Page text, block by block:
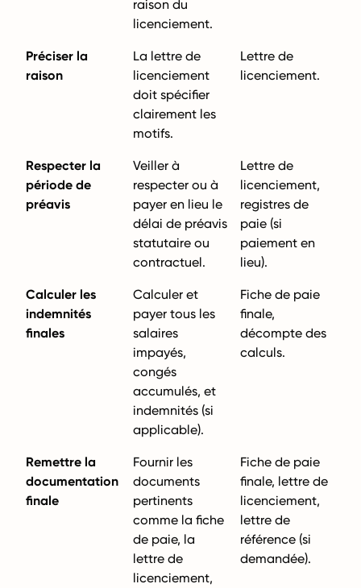
raison du
licenciement.
Préciser la
raison
La lettre de
licenciement
doit spécifier
clairement les
motifs.
Lettre de
licenciement.
Respecter la
période de
préavis
Veiller à
respecter ou à
payer en lieu le
délai de préavis
statutaire ou
contractuel.
Lettre de
licenciement,
registres de
paie (si
paiement en
lieu).
Calculer les
indemnités
finales
Calculer et
payer tous les
salaires
impayés,
congés
accumulés, et
indemnités (si
applicable).
Fiche de paie
finale,
décompte des
calculs.
Remettre la
documentation
finale
Fournir les
documents
pertinents
comme la fiche
de paie, la
lettre de
licenciement,
Fiche de paie
finale, lettre de
licenciement,
lettre de
référence (si
demandée).